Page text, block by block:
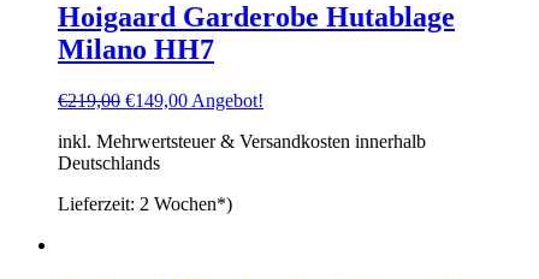
Hoigaard Garderobe Hutablage
Milano HH7
€219,00 Ursprünglicher
war:
€219,00
€149,00Aktueller
ist:
Angebot!
inkl. Mehrwertsteuer & Versandkosten innerhalb
Deutschlands
Lieferzeit: 2 Wochen*)